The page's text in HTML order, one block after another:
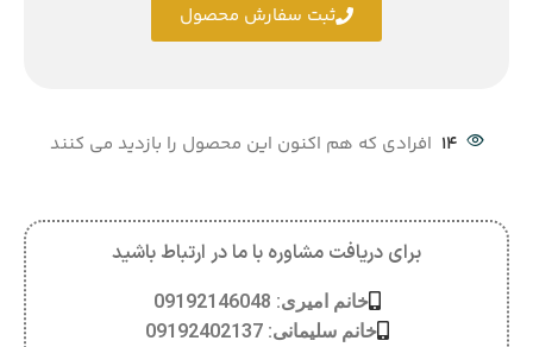
14 افرادی که هم اکنون این محصول را بازدید می کنند
برای دریافت مشاوره با ما در ارتباط باشید
خانم امیری: 09192146048
خانم سلیمانی: 09192402137
ثبت سفارش محصول